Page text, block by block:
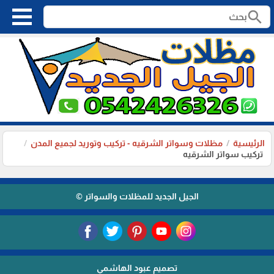
search
الرئيسية
مظلات وسواتر الشرقيه - تركيب وتوريد لجميع المدن
تركيب سواتر الشرقيه
الجيل الجديد للمظلات والسواتر ©
تصميم عبود الهاشمي